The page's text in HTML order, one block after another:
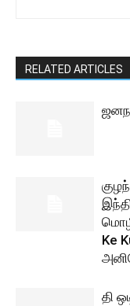
RELATED ARTICLES
Ke
தி